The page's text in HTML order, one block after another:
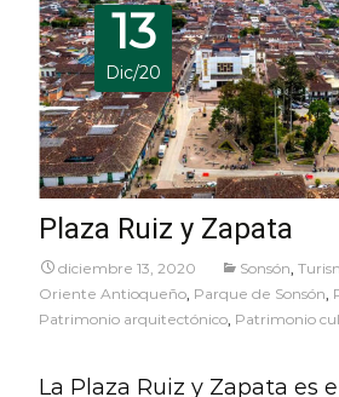
13
Dic/20
Plaza Ruiz y Zapata
diciembre 13, 2020 Sonsón
Oriente Antioqueño Parque de Sonsón
Patrimonio arquitectónico Patrimonio
La Plaza Ruiz y Zapata es